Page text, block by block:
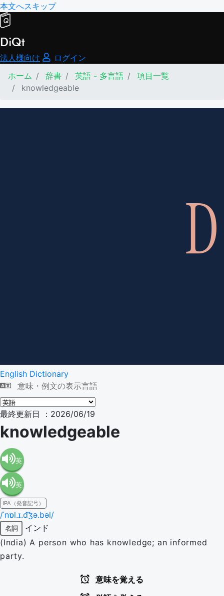
本文へスキップ
DiQt
法人様向け
ログイン
ホーム
辞書 英語 - 多言語
項目一覧
knowledgeable
English Dictionary
意味・例文の表示言語
最終更新日 ：2026/06/19
knowledgeable
英
語（米
国）
(en-US)
英
語（イ
ギリ
ス）
IPA（発音記号）
/ˈnɒl.ɪ.d͡ʒə.bəl/
名詞
インド
(India) A person who has knowledge; an informed
party.
意味を覚える